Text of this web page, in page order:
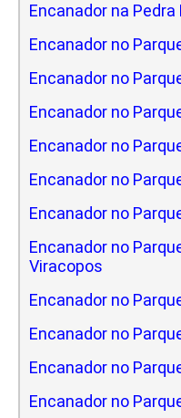
Encanador na Pedra
Encanador no
Encanador no
Encanador no
Encanador no
Encanador no
Encanador no
Encanador no
Viracopos
Encanador no
Encanador no
Encanador no
Encanador no